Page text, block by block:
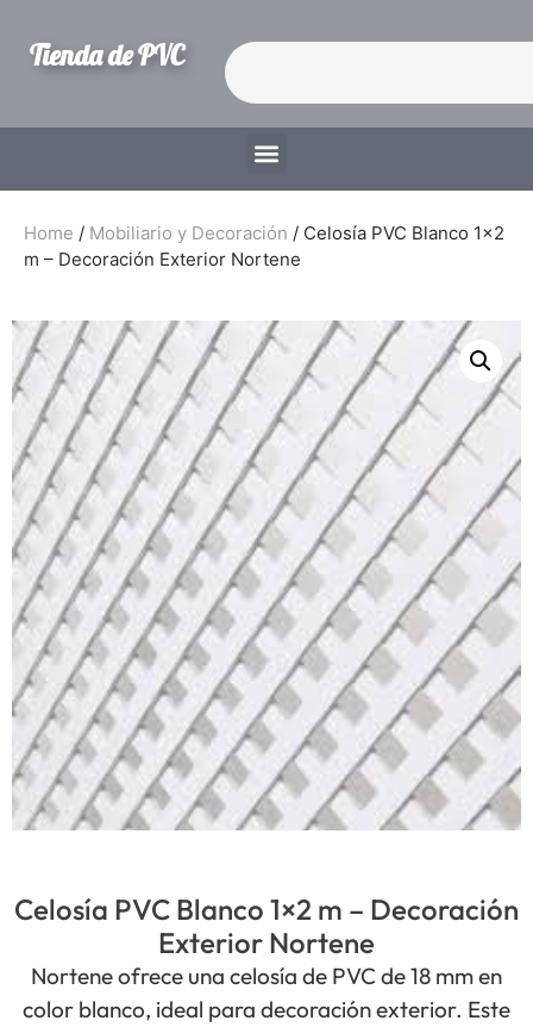
Tienda de PVC
Home / Mobiliario y Decoración / Celosía PVC Blanco 1×2
m – Decoración Exterior Nortene
Celosía PVC Blanco 1×2 m – Decoración
Exterior Nortene
Nortene ofrece una celosía de PVC de 18 mm en
color blanco, ideal para decoración exterior. Este